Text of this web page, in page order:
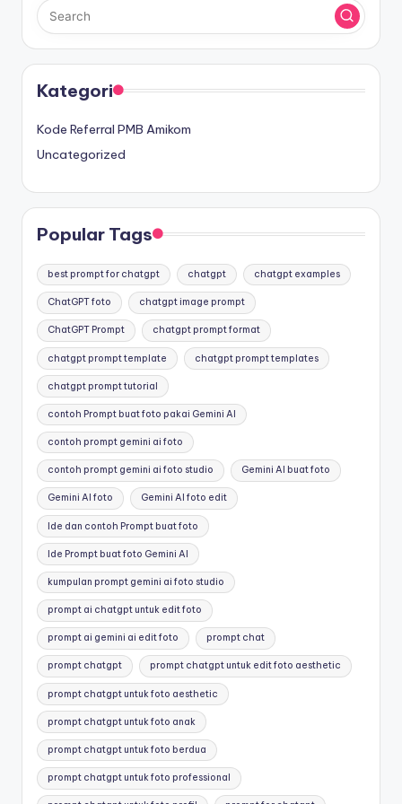
Kategori
Kode Referral PMB Amikom
Uncategorized
Popular Tags
best prompt for chatgpt chatgpt chatgpt examples
ChatGPT foto chatgpt image prompt
ChatGPT Prompt chatgpt prompt format
chatgpt prompt template chatgpt prompt templates
chatgpt prompt tutorial
contoh Prompt buat foto pakai Gemini AI
contoh prompt gemini ai foto
contoh prompt gemini ai foto studio Gemini AI buat foto
Gemini AI foto Gemini AI foto edit
Ide dan contoh Prompt buat foto
Ide Prompt buat foto Gemini AI
kumpulan prompt gemini ai foto studio
prompt ai chatgpt untuk edit foto
prompt ai gemini ai edit foto prompt chat
prompt chatgpt prompt chatgpt untuk edit foto aesthetic
prompt chatgpt untuk foto aesthetic
prompt chatgpt untuk foto anak
prompt chatgpt untuk foto berdua
prompt chatgpt untuk foto professional